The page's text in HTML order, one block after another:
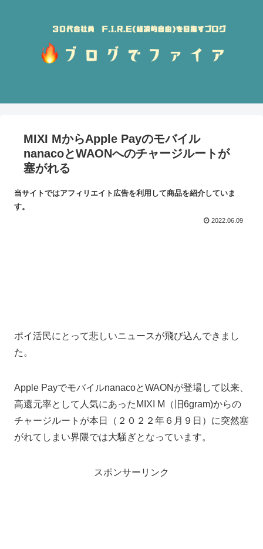
MIXI MからApple Payのモバイル
nanacoとWAONへのチャージルートが
塞がれる
当サイトではアフィリエイト広告を利用して商品を紹介していま
す。
2022.06.09
ポイ活民にとって悲しいニュースが飛び込んできまし
た。
Apple PayでモバイルnanacoとWAONが登場して以来、
高還元率として人気にあったMIXI M（旧6gram)からの
チャージルートが本日（２０２２年６月９日）に突然塞
がれてしまい界隈では大騒ぎとなっています。
スポンサーリンク